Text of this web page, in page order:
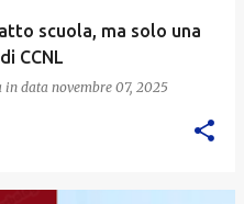
scuola, ma solo una
CCNL
in data novembre 07, 2025